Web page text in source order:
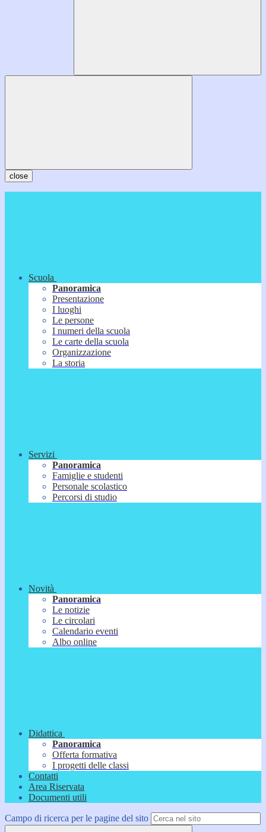
close
Scuola
Panoramica
Presentazione
I luoghi
Le persone
I numeri della scuola
Le carte della scuola
Organizzazione
La storia
Servizi
Panoramica
Famiglie e studenti
Personale scolastico
Percorsi di studio
Novità
Panoramica
Le notizie
Le circolari
Calendario eventi
Albo online
Didattica
Panoramica
Offerta formativa
I progetti delle classi
Contatti
Area Riservata
Documenti utili
Campo di ricerca per le pagine del sito